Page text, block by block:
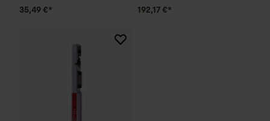
35,49 €* 192,17 €*
Marketing Cookies